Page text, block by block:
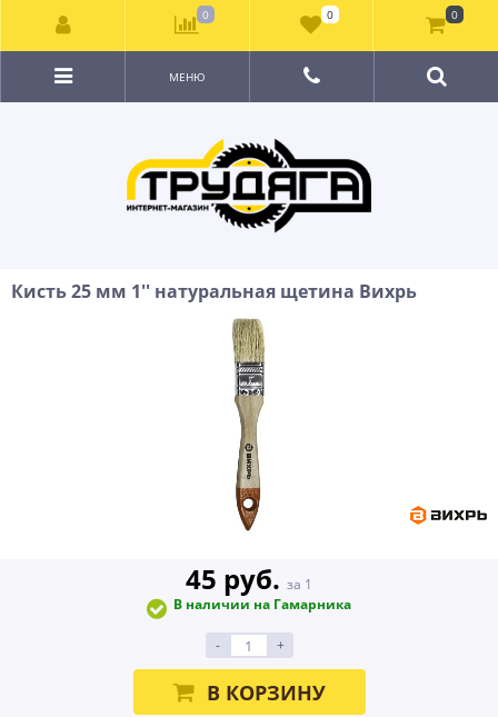
МЕНЮ
Кисть 25 мм 1'' натуральная щетина Вихрь
45 руб. за 1
В наличии на Гамарника
- +
В КОРЗИНУ
0 0 0